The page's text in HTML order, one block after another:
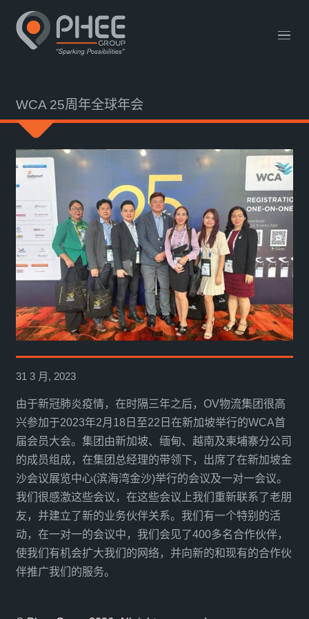
WCA 25周年全球年会
31 3 月, 2023
由于新冠肺炎疫情，在时隔三年之后，OV物流集团很高
兴参加于2023年2月18日至22日在新加坡举行的WCA首
届会员大会。集团由新加坡、缅甸、越南及柬埔寨分公司
的成员组成，在集团总经理的带领下，出席了在新加坡金
沙会议展览中心(滨海湾金沙)举行的会议及一对一会议。
我们很感激这些会议，在这些会议上我们重新联系了老朋
友，并建立了新的业务伙伴关系。我们有一个特别的活
动，在一对一的会议中，我们会见了400多名合作伙伴，
使我们有机会扩大我们的网络，并向新的和现有的合作伙
伴推广我们的服务。